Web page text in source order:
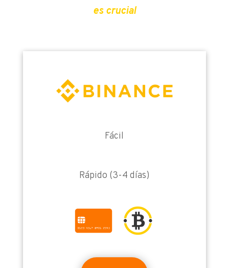
es crucial
Fácil
Rápido (3-4 días)